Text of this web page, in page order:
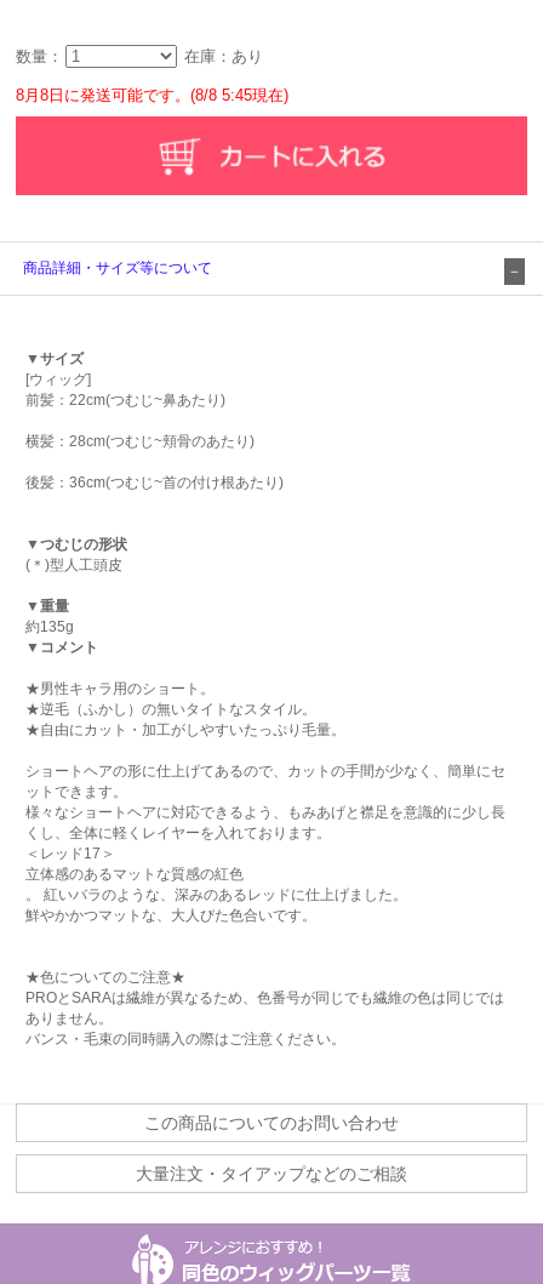
数量： 在庫：あり
8月8日に発送可能です。(8/8 5:45現在)
商品詳細・サイズ等について
▼サイズ
[ウィッグ]
前髪：22cm(つむじ~鼻あたり)
横髪：28cm(つむじ~頬骨のあたり)
後髪：36cm(つむじ~首の付け根あたり)
▼つむじの形状
(＊)型人工頭皮
▼重量
約135g
▼コメント
★男性キャラ用のショート。
★逆毛（ふかし）の無いタイトなスタイル。
★自由にカット・加工がしやすいたっぷり毛量。
ショートヘアの形に仕上げてあるので、カットの手間が少なく、簡単にセ
ットできます。
様々なショートヘアに対応できるよう、もみあげと襟足を意識的に少し長
くし、全体に軽くレイヤーを入れております。
＜レッド17＞
立体感のあるマットな質感の紅色
。 紅いバラのような、深みのあるレッドに仕上げました。
鮮やかかつマットな、大人びた色合いです。
★色についてのご注意★
PROとSARAは繊維が異なるため、色番号が同じでも繊維の色は同じでは
ありません。
バンス・毛束の同時購入の際はご注意ください。
この商品についてのお問い合わせ
大量注文・タイアップなどのご相談